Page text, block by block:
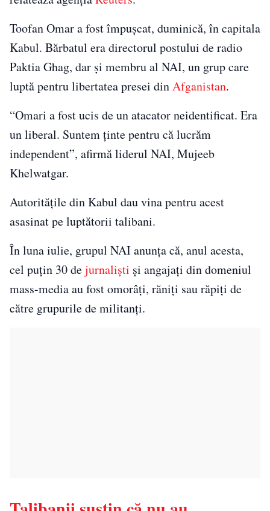
Toofan Omar a fost împuşcat, duminică, în capitala
Kabul. Bărbatul era directorul postului de radio
Paktia Ghag, dar şi membru al NAI, un grup care
luptă pentru libertatea presei dinAfganistan.
“Omari a fost ucis de un atacator neidentificat. Era
un liberal. Suntem ținte pentru că lucrăm
independent”, afirmă liderul NAI, Mujeeb
Khelwatgar.
Autorităţile din Kabul dau vina pentru acest
asasinat pe luptătorii talibani.
În luna iulie, grupul NAI anunţa că, anul acesta,
cel puţin 30 dejurnalişti şi angajaţi din domeniul
mass-media au fost omorâţi, răniţi sau răpiţi de
către grupurile de militanţi.